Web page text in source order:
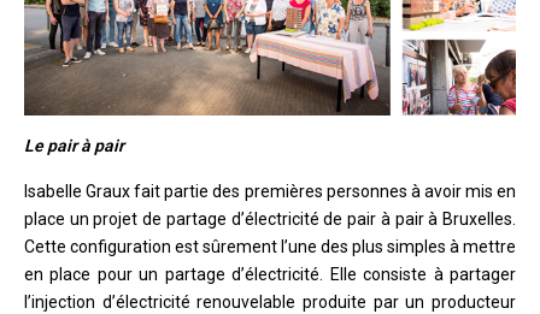
Le pair à pair
Isabelle Graux fait partie des premières personnes à avoir mis en
place un projet de partage d’électricité de pair à pair à Bruxelles.
Cette configuration est sûrement l’une des plus simples à mettre
en place pour un partage d’électricité. Elle consiste à partager
l’injection d’électricité renouvelable produite par un producteur